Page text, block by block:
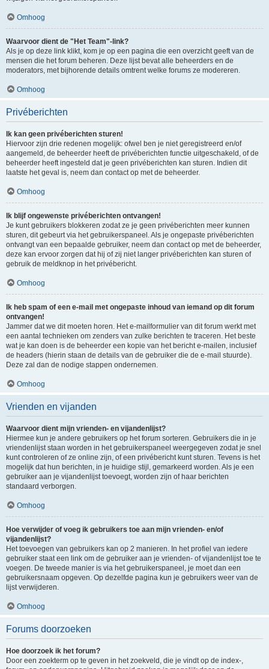
Omhoog
Waarvoor dient de "Het Team"-link?
Als je op deze link klikt, kom je op een pagina die een overzicht geeft van de
mensen die het forum beheren. Deze lijst bevat alle beheerders en de
moderators, met bijhorende details omtrent welke forums ze modereren.
Omhoog
Privéberichten
Ik kan geen privéberichten sturen!
Hiervoor zijn drie redenen mogelijk: ofwel ben je niet geregistreerd en/of
aangemeld, de beheerder heeft de privéberichten functie uitgeschakeld, of de
beheerder heeft ingesteld dat je geen privéberichten kan sturen. Indien dit
laatste het geval is, neem dan contact op met de beheerder.
Omhoog
Ik blijf ongewenste privéberichten ontvangen!
Je kunt gebruikers blokkeren zodat ze je geen privéberichten meer kunnen
sturen, dit gebeurt via het gebruikerspaneel. Als je ongepaste privéberichten
ontvangt van een bepaalde gebruiker, neem dan contact op met de beheerder,
deze kan ervoor zorgen dat hij of zij niet langer privéberichten kan sturen of
gebruik de meldknop in het privébericht.
Omhoog
Ik heb spam of een e-mail met ongepaste inhoud van iemand op dit forum
ontvangen!
Jammer dat we dit moeten horen. Het e-mailformulier van dit forum werkt met
een aantal technieken om zenders van zulke berichten te traceren. Het beste
wat je kan doen is de beheerder een kopie van het bericht e-mailen, inclusief
de headers (hierin staan de details van de gebruiker die de e-mail stuurde).
Deze zal dan de nodige stappen ondernemen.
Omhoog
Vrienden en vijanden
Waarvoor dient mijn vrienden- en vijandenlijst?
Hiermee kun je andere gebruikers op het forum sorteren. Gebruikers die in je
vriendenlijst staan worden in het gebruikerspaneel weergegeven zodat je snel
kunt controleren of ze online zijn, of een privébericht kunt sturen. Tevens is het
mogelijk dat hun berichten, in je huidige stijl, gemarkeerd worden. Als je een
gebruiker aan je vijandenlijst toevoegt, worden zijn of haar berichten
standaard verborgen.
Omhoog
Hoe verwijder of voeg ik gebruikers toe aan mijn vrienden- en/of
vijandenlijst?
Het toevoegen van gebruikers kan op 2 manieren. In het profiel van iedere
gebruiker staat een link om de gebruiker aan je vrienden- of vijandenlijst toe te
voegen. De tweede manier is via het gebruikerspaneel, je moet dan een
gebruikersnaam opgeven. Op dezelfde pagina kun je gebruikers weer van de
lijst verwijderen.
Omhoog
Forums doorzoeken
Hoe doorzoek ik het forum?
Door een zoekterm op te geven in het zoekveld, die je vindt op de index-,